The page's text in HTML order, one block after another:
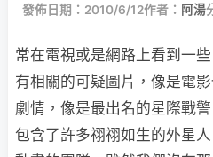
發佈日期：2010/6/12作者： 阿湯
常在電視或是網路上看到一
有相關的可疑圖片，像是電
劇情，像是最出名的星際戰
包含了許多祤祤如生的外星